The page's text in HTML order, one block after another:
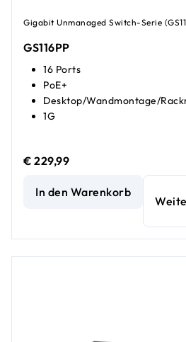
Gigabit Unmanaged Switch-Serie
GS116PP
16 Ports
PoE+
Desktop/Wandmontage/
1G
€ 229,99
16-Port Gigabit Ethernet High-
In den Warenkorb